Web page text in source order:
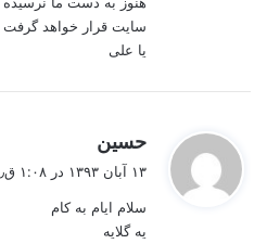
سایت قرار خواهد گرفت
یا علی
حسین
:
۱۳ آبان ۱۳۹۳ در ۱:۰۸ ق٫ظ
سلام ایام به کام
یه گلایه